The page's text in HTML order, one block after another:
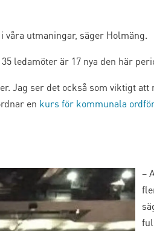
våra utmaningar, säger Holmäng.
ledamöter är 17 nya den här
Jag ser det också som viktigt
en kurs för kommunala
–